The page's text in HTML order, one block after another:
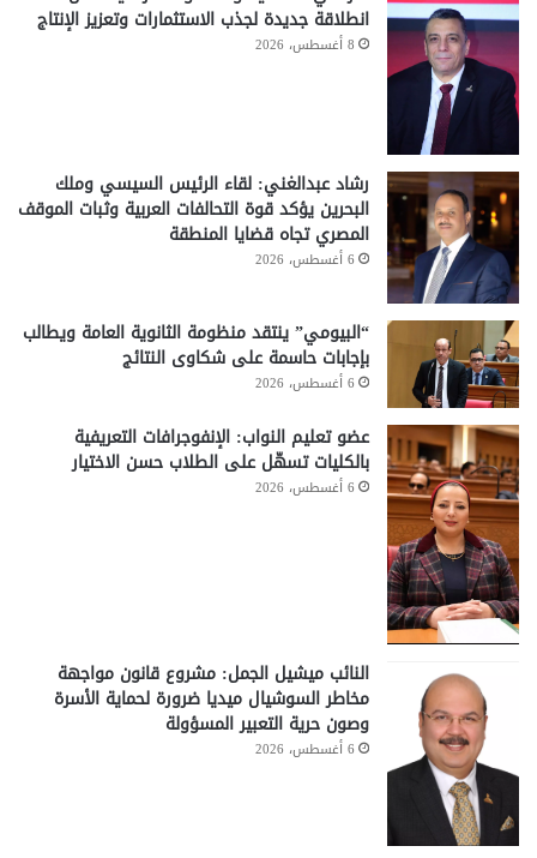
انطلاقة جديدة لجذب الاستثمارات وتعزيز الإنتاج
8 أغسطس، 2026
رشاد عبدالغني: لقاء الرئيس السيسي وملك
البحرين يؤكد قوة التحالفات العربية وثبات الموقف
المصري تجاه قضايا المنطقة
6 أغسطس، 2026
“البيومي” ينتقد منظومة الثانوية العامة ويطالب
بإجابات حاسمة على شكاوى النتائج
6 أغسطس، 2026
عضو تعليم النواب: الإنفوجرافات التعريفية
بالكليات تسهّل على الطلاب حسن الاختيار
6 أغسطس، 2026
النائب ميشيل الجمل: مشروع قانون مواجهة
مخاطر السوشيال ميديا ضرورة لحماية الأسرة
وصون حرية التعبير المسؤولة
6 أغسطس، 2026